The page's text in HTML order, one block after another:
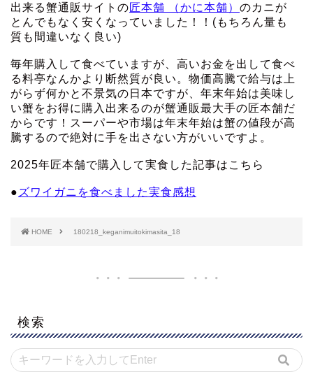
出来る蟹通販サイトの匠本舗 （かに本舗） のカニが
とんでもなく安くなっていました！！(もちろん量も
質も間違いなく良い)
毎年購入して食べていますが、高いお金を出して食べ
る料亭なんかより断然質が良い。物価高騰で給与は上
がらず何かと不景気の日本ですが、年末年始は美味し
い蟹をお得に購入出来るのが蟹通販最大手の匠本舗だ
からです！スーパーや市場は年末年始は蟹の値段が高
騰するので絶対に手を出さない方がいいですよ。
2025年匠本舗で購入して実食した記事はこちら
● ズワイガニを食べました実食感想
HOME 180218_keganimuitokimasita_18
検索